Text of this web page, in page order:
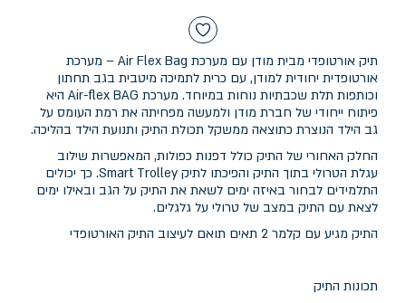
תיק אורטופדי מבית מודן עם מערכת Air Flex Bag – מערכת
אורטופדית יחודית למודן, עם כרית לתמיכה מיטבית בגב תחתון
וכותפות תלת שכבתיות נוחות במיוחד. מערכת Air-flex BAG היא
פיתוח ייחודי של חברת מודן ולמעשה מפחיתה את רמת העומס על
גב הילד הנוצרת כתוצאה ממשקל תכולת התיק ותנועת הילד בהליכה.
החלק האחורי של התיק כולל דפנות כפולות, המאפשרות שילוב
עגלת הטרולי בתוך התיק והפיכתו לתיק Smart Trolley. כך יכולים
התלמידים לבחור באיזה ימים לשאת את התיק על הגב ובאילו ימים
לצאת עם התיק במצב של טרולי על גלגלים.
התיק מגיע עם קלמר 2 תאים תואם לעיצוב התיק האורטופדי
תכונות התיק